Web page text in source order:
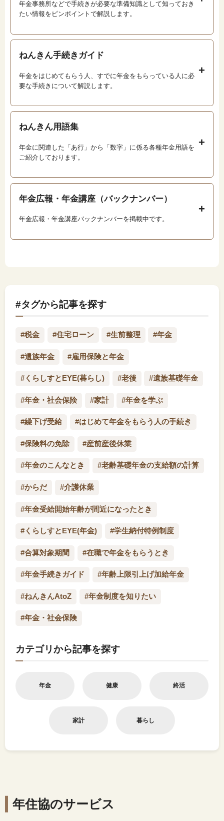
年金事務所などで手続きが必要な準備知識として知っておき
たい情報をピンポイントで解説します。
ねんきん手続きガイド
年金をはじめてもらう人、すでに年金をもらっている人に必
要な手続きについて解説します。
ねんきん用語集
年金に関連した「あ行」から「数字」に係る各種年金用語を
ご紹介しております。
年金広報・年金講座（バックナンバー）
年金広報・年金講座バックナンバーを掲載中です。
#タグから記事を探す
#税金 #住宅ローン #生前整理 #年金
#遺族年金 #雇用保険と年金
#くらしすとEYE(暮らし) #老後 #遺族基礎年金
#年金・社会保険 #家計 #年金を学ぶ
#繰下げ受給 #はじめて年金をもらう人の手続き
#保険料の免除 #産前産後休業
#年金のこんなとき #老齢基礎年金の支給額の計算
#からだ #介護休業
#年金受給開始年齢が間近になったとき
#くらしすとEYE(年金) #学生納付特例制度
#合算対象期間 #在職で年金をもらうとき
#年金手続きガイド #年齢上限引上げ加給年金
#ねんきんAtoZ #年金制度を知りたい
#年金・社会保険
カテゴリから記事を探す
年金 健康 終活
家計 暮らし
年住協のサービス